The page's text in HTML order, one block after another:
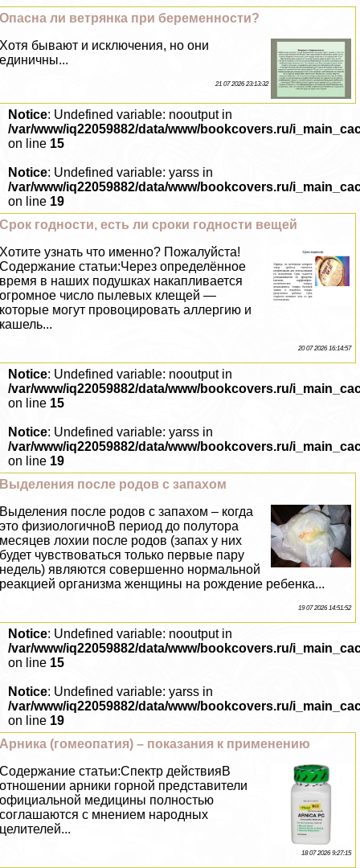
Опасна ли ветрянка при беременности?
Хотя бывают и исключения, но они
единичны...
21 07 2026 23:13:32
Notice: Undefined variable: nooutput in
/var/www/iq22059882/data/www/bookcovers.ru/
on line 15
Notice: Undefined variable: yarss in
/var/www/iq22059882/data/www/bookcovers.ru/
on line 19
Срок годности, есть ли сроки годности вещей
Хотите узнать что именно? Пожалуйста!
Содержание статьи:Через определённое
время в наших подушках накапливается
огромное число пылевых клещей —
которые могут провоцировать аллергию и
кашель...
20 07 2026 16:14:57
Notice: Undefined variable: nooutput in
/var/www/iq22059882/data/www/bookcovers.ru/
on line 15
Notice: Undefined variable: yarss in
/var/www/iq22059882/data/www/bookcovers.ru/
on line 19
Выделения после родов с запахом
Выделения после родов с запахом – когда
это физиологичноВ период до полутора
месяцев лохии после родов (запах у них
будет чувствоваться только первые пару
недель) являются совершенно нормальной
реакцией организма женщины на рождение ребенка...
19 07 2026 14:51:52
Notice: Undefined variable: nooutput in
/var/www/iq22059882/data/www/bookcovers.ru/
on line 15
Notice: Undefined variable: yarss in
/var/www/iq22059882/data/www/bookcovers.ru/
on line 19
Арника (гомеопатия) – показания к применению
Содержание статьи:Спектр действияВ
отношении арники горной представители
официальной медицины полностью
соглашаются с мнением народных
целителей...
18 07 2026 9:27:15